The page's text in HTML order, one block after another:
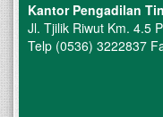
Kantor Pengadilan
Jl. Tjilik Riwut Km. 4.5
Telp (0536) 3222837